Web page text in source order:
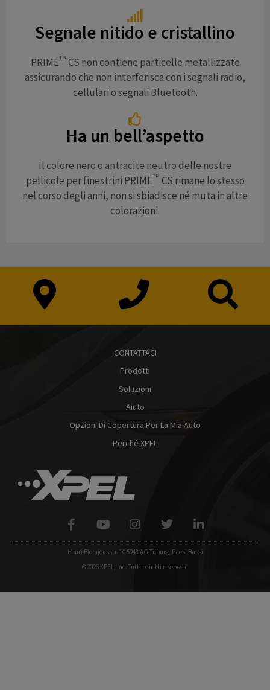
Segnale nitido e cristallino
PRIMETM CS non contiene particelle metallizzate
assicurando che non interferisca con i segnali radio,
cellulari o segnali Bluetooth.
Ha un bell’aspetto
Il colore nero o antracite neutro delle nostre
pellicole per finestrini PRIMETM CS rimane lo stesso
nel corso degli anni, non si sbiadisce né muta in altre
colorazioni.
CONTATTACI
Prodotti
Soluzioni
Aiuto
Opzioni Di Copertura Per La Mia Auto
Perché XPEL
Henri Blomjousstr. 10 5048 AG Tilburg, Paesi Bassi
©2026 XPEL, Inc. Tutti i diritti riservati.